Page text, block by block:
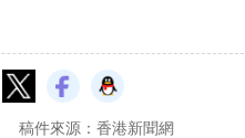
稿件來源：香港新聞網